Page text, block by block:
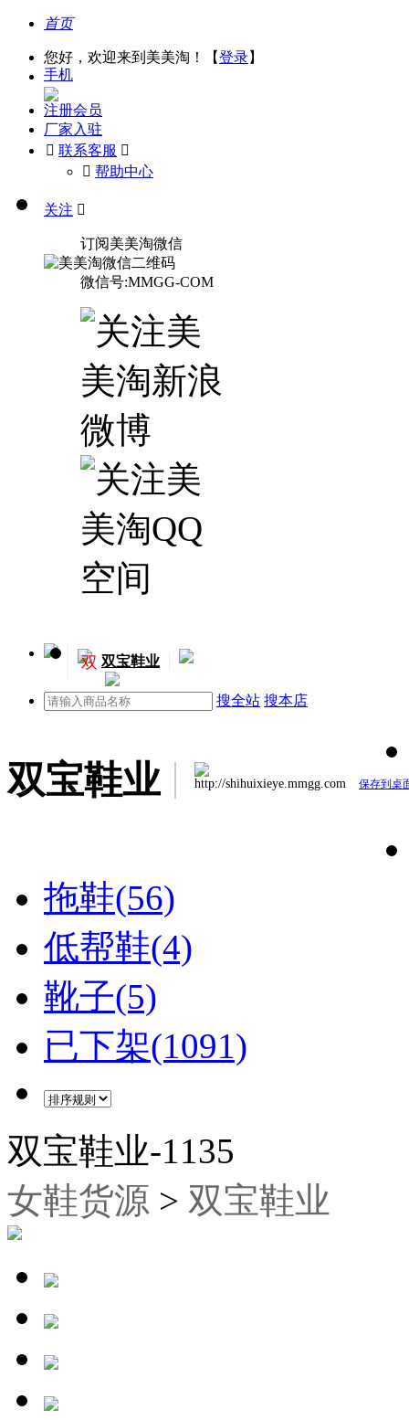
首页
您好，欢迎来到美美淘！【登录】
手机
注册会员
厂家入驻
 联系客服 
󰅃 帮助中心
关注 
订阅美美淘微信
微信号:MMGG-COM
双 双宝鞋业
搜全站 搜本店
双宝鞋业 http://shihuixieye.mmgg.com 保存到桌
拖鞋(56)
低帮鞋(4)
靴子(5)
已下架(1091)
双宝鞋业-1135
女鞋货源 > 双宝鞋业